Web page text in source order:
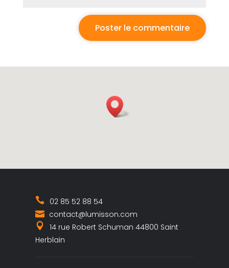
02 85 52 88 54
contact@lumisson.com
14 rue Robert Schuman 44800 Saint
Herblain